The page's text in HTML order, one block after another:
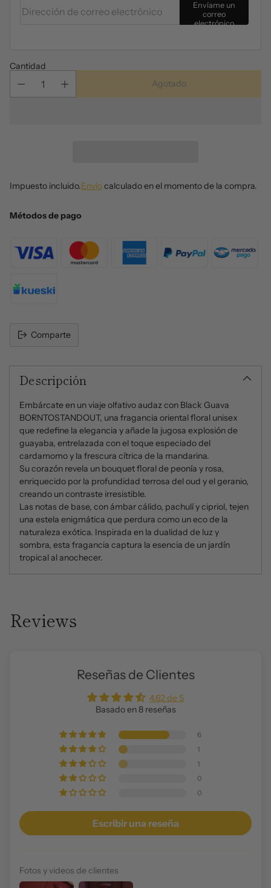
Envíame un
correo
electrónico
Cantidad
Agotado
Impuesto incluido.Envíocalculado en el momento de la compra.
Métodos de pago
Comparte
un
producto
carrito
Descripción
Embárcate en un viaje olfativo audaz con Black Guava
BORNTOSTANDOUT, una fragancia oriental floral unisex
que redefine la elegancia y añade la jugosa explosión de
guayaba, entrelazada con el toque especiado del
cardamomo y la frescura cítrica de la mandarina.
Su corazón revela un bouquet floral de peonía y rosa,
enriquecido por la profundidad terrosa del oud y el geranio,
creando un contraste irresistible.
Las notas de base, con ámbar cálido, pachulí y cipriol, tejen
una estela enigmática que perdura como un eco de la
naturaleza exótica. Inspirada en la dualidad de luz y
sombra, esta fragancia captura la esencia de un jardín
tropical al anochecer.
Reviews
Reseñas de Clientes
4.62 de 5
Basado en 8 reseñas
6
1
1
0
0
Escribir una reseña
Fotos y videos de clientes